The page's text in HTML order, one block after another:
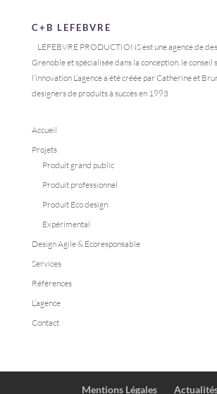
C+B LEFEBVRE
LEFEBVRE PRODUCTIONS est une agence de
Grenoble et spécialisée dans la conception, le
l’innovation L’agence a été créée par Catherine et
designers de produits à succès en 1993
Accueil
Projets
Produit grand public
Produit professionnel
Produit Eco design
Expérimental
Design Agile & Ecoresponsable
Services
Références
L’agence
Contact
Mentions Légales